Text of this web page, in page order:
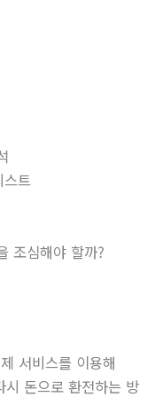
스트
조심해야 할까?
서비스를 이용해
돈으로 환전하는 방